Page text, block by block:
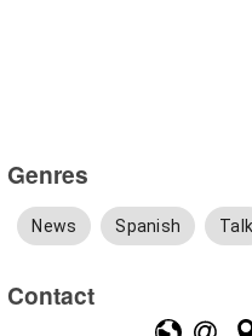
Genres
News Spanish Talk
Contact